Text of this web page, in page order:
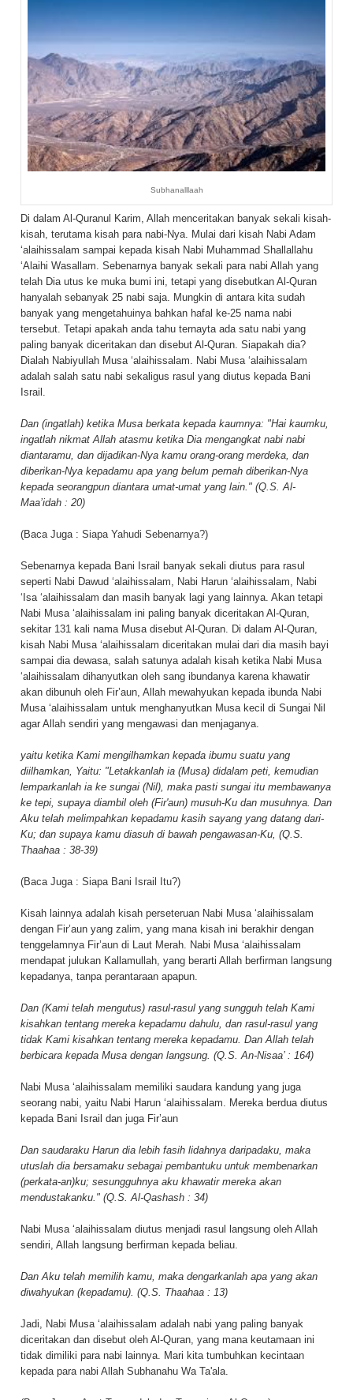
Subhanalllaah
Di dalam Al-Quranul Karim, Allah menceritakan banyak sekali kisah-
kisah, terutama kisah para nabi-Nya. Mulai dari kisah Nabi Adam
‘alaihissalam sampai kepada kisah Nabi Muhammad Shallallahu
‘Alaihi Wasallam. Sebenarnya banyak sekali para nabi Allah yang
telah Dia utus ke muka bumi ini, tetapi yang disebutkan Al-Quran
hanyalah sebanyak 25 nabi saja. Mungkin di antara kita sudah
banyak yang mengetahuinya bahkan hafal ke-25 nama nabi
tersebut. Tetapi apakah anda tahu ternayta ada satu nabi yang
paling banyak diceritakan dan disebut Al-Quran. Siapakah dia?
Dialah Nabiyullah Musa ‘alaihissalam. Nabi Musa ‘alaihissalam
adalah salah satu nabi sekaligus rasul yang diutus kepada Bani
Israil.
Dan (ingatlah) ketika Musa berkata kepada kaumnya: "Hai kaumku,
ingatlah nikmat Allah atasmu ketika Dia mengangkat nabi nabi
diantaramu, dan dijadikan-Nya kamu orang-orang merdeka, dan
diberikan-Nya kepadamu apa yang belum pernah diberikan-Nya
kepada seorangpun diantara umat-umat yang lain." (Q.S. Al-
Maa’idah : 20)
(Baca Juga : Siapa Yahudi Sebenarnya?)
Sebenarnya kepada Bani Israil banyak sekali diutus para rasul
seperti Nabi Dawud ‘alaihissalam, Nabi Harun ‘alaihissalam, Nabi
‘Isa ‘alaihissalam dan masih banyak lagi yang lainnya. Akan tetapi
Nabi Musa ‘alaihissalam ini paling banyak diceritakan Al-Quran,
sekitar 131 kali nama Musa disebut Al-Quran. Di dalam Al-Quran,
kisah Nabi Musa ‘alaihissalam diceritakan mulai dari dia masih bayi
sampai dia dewasa, salah satunya adalah kisah ketika Nabi Musa
‘alaihissalam dihanyutkan oleh sang ibundanya karena khawatir
akan dibunuh oleh Fir’aun, Allah mewahyukan kepada ibunda Nabi
Musa ‘alaihissalam untuk menghanyutkan Musa kecil di Sungai Nil
agar Allah sendiri yang mengawasi dan menjaganya.
yaitu ketika Kami mengilhamkan kepada ibumu suatu yang
diilhamkan, Yaitu: "Letakkanlah ia (Musa) didalam peti, kemudian
lemparkanlah ia ke sungai (Nil), maka pasti sungai itu membawanya
ke tepi, supaya diambil oleh (Fir'aun) musuh-Ku dan musuhnya. Dan
Aku telah melimpahkan kepadamu kasih sayang yang datang dari-
Ku; dan supaya kamu diasuh di bawah pengawasan-Ku, (Q.S.
Thaahaa : 38-39)
(Baca Juga : Siapa Bani Israil Itu?)
Kisah lainnya adalah kisah perseteruan Nabi Musa ‘alaihissalam
dengan Fir’aun yang zalim, yang mana kisah ini berakhir dengan
tenggelamnya Fir’aun di Laut Merah. Nabi Musa ‘alaihissalam
mendapat julukan Kallamullah, yang berarti Allah berfirman langsung
kepadanya, tanpa perantaraan apapun.
Dan (Kami telah mengutus) rasul-rasul yang sungguh telah Kami
kisahkan tentang mereka kepadamu dahulu, dan rasul-rasul yang
tidak Kami kisahkan tentang mereka kepadamu. Dan Allah telah
berbicara kepada Musa dengan langsung. (Q.S. An-Nisaa’ : 164)
Nabi Musa ‘alaihissalam memiliki saudara kandung yang juga
seorang nabi, yaitu Nabi Harun ‘alaihissalam. Mereka berdua diutus
kepada Bani Israil dan juga Fir’aun
Dan saudaraku Harun dia lebih fasih lidahnya daripadaku, maka
utuslah dia bersamaku sebagai pembantuku untuk membenarkan
(perkata-an)ku; sesungguhnya aku khawatir mereka akan
mendustakanku." (Q.S. Al-Qashash : 34)
Nabi Musa ‘alaihissalam diutus menjadi rasul langsung oleh Allah
sendiri, Allah langsung berfirman kepada beliau.
Dan Aku telah memilih kamu, maka dengarkanlah apa yang akan
diwahyukan (kepadamu). (Q.S. Thaahaa : 13)
Jadi, Nabi Musa ‘alaihissalam adalah nabi yang paling banyak
diceritakan dan disebut oleh Al-Quran, yang mana keutamaan ini
tidak dimiliki para nabi lainnya. Mari kita tumbuhkan kecintaan
kepada para nabi Allah Subhanahu Wa Ta'ala.